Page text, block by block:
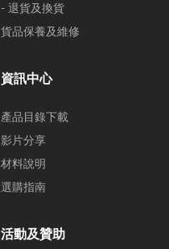
- 退貨及換貨
貨品保養及維修
資訊中心
產品目錄下載
影片分享
材料說明
選購指南
活動及贊助